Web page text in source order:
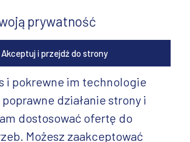
INFORMACJE
prywatność
Akceptuj i przejdź do strony
i pokrewne im technologie
działanie strony i
dostosować ofertę do
Możesz zaakceptować